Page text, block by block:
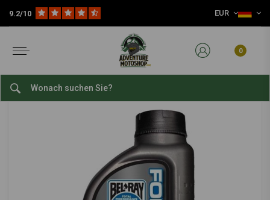
9.2/10 EUR
0
Verschleißteile Vorderradgabel-Öl
bekijk alles van Bel-Ray
Gabelöl 20W | 1 Liter